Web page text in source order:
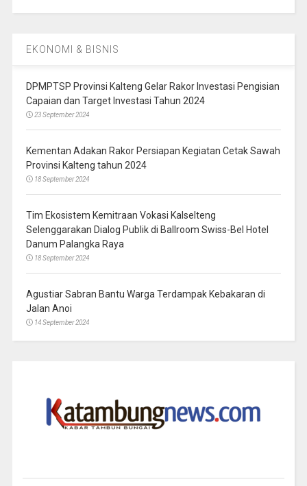
EKONOMI & BISNIS
DPMPTSP Provinsi Kalteng Gelar Rakor Investasi Pengisian
Capaian dan Target Investasi Tahun 2024
23 September 2024
Kementan Adakan Rakor Persiapan Kegiatan Cetak Sawah
Provinsi Kalteng tahun 2024
18 September 2024
Tim Ekosistem Kemitraan Vokasi Kalselteng
Selenggarakan Dialog Publik di Ballroom Swiss-Bel Hotel
Danum Palangka Raya
18 September 2024
Agustiar Sabran Bantu Warga Terdampak Kebakaran di
Jalan Anoi
14 September 2024